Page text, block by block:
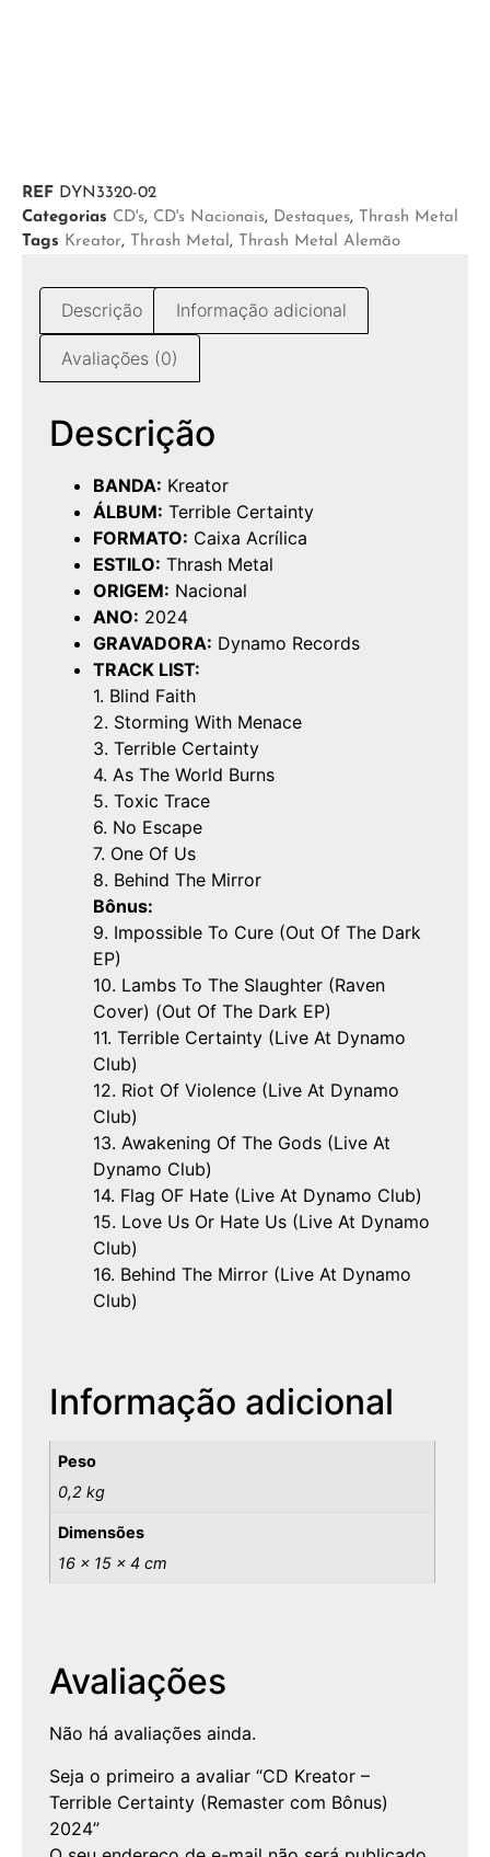
REF DYN3320-02
Categorias CD's, CD's Nacionais, Destaques, Thrash Metal
Tags Kreator, Thrash Metal , Thrash Metal Alemão
Descrição Informação adicional
Avaliações (0)
Descrição
BANDA: Kreator
ÁLBUM: Terrible Certainty
FORMATO: Caixa Acrílica
ESTILO: Thrash Metal
ORIGEM: Nacional
ANO: 2024
GRAVADORA: Dynamo Records
TRACK LIST:
1. Blind Faith
2. Storming With Menace
3. Terrible Certainty
4. As The World Burns
5. Toxic Trace
6. No Escape
7. One Of Us
8. Behind The Mirror
Bônus:
9. Impossible To Cure (Out Of The Dark
EP)
10. Lambs To The Slaughter (Raven
Cover) (Out Of The Dark EP)
11. Terrible Certainty (Live At Dynamo
Club)
12. Riot Of Violence (Live At Dynamo
Club)
13. Awakening Of The Gods (Live At
Dynamo Club)
14. Flag OF Hate (Live At Dynamo Club)
15. Love Us Or Hate Us (Live At Dynamo
Club)
16. Behind The Mirror (Live At Dynamo
Club)
Informação adicional
Peso
0,2 kg
Dimensões
16 × 15 × 4 cm
Avaliações
Não há avaliações ainda.
Seja o primeiro a avaliar “CD Kreator –
Terrible Certainty (Remaster com Bônus)
2024”